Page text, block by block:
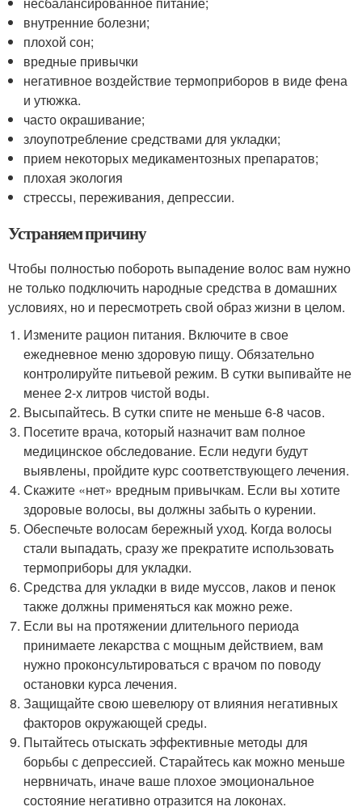
внутренние болезни;
плохой сон;
вредные привычки
негативное воздействие термоприборов в виде фена
и утюжка.
часто окрашивание;
злоупотребление средствами для укладки;
прием некоторых медикаментозных препаратов;
плохая экология
стрессы, переживания, депрессии.
Устраняем причину
Чтобы полностью побороть выпадение волос вам нужно
не только подключить народные средства в домашних
условиях, но и пересмотреть свой образ жизни в целом.
Измените рацион питания. Включите в свое
ежедневное меню здоровую пищу. Обязательно
контролируйте питьевой режим. В сутки выпивайте не
менее 2-х литров чистой воды.
Высыпайтесь. В сутки спите не меньше 6-8 часов.
Посетите врача, который назначит вам полное
медицинское обследование. Если недуги будут
выявлены, пройдите курс соответствующего лечения.
Скажите «нет» вредным привычкам. Если вы хотите
здоровые волосы, вы должны забыть о курении.
Обеспечьте волосам бережный уход. Когда волосы
стали выпадать, сразу же прекратите использовать
термоприборы для укладки.
Средства для укладки в виде муссов, лаков и пенок
также должны применяться как можно реже.
Если вы на протяжении длительного периода
принимаете лекарства с мощным действием, вам
нужно проконсультироваться с врачом по поводу
остановки курса лечения.
Защищайте свою шевелюру от влияния негативных
факторов окружающей среды.
Пытайтесь отыскать эффективные методы для
борьбы с депрессией. Старайтесь как можно меньше
нервничать, иначе ваше плохое эмоциональное
состояние негативно отразится на локонах.